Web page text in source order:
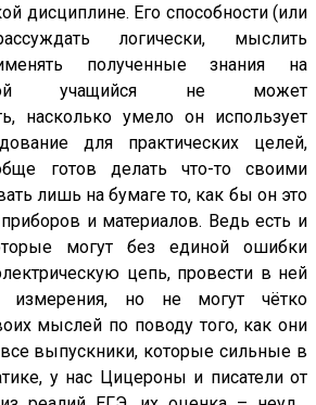
дисциплине. Его способности (или
логически, мыслить
полученные знания на
учащийся не может
насколько умело он использует
для практических целей,
готов делать что-то своими
лишь на бумаге то, как бы он это
и материалов. Ведь есть и
могут без единой ошибки
цепь, провести в ней
измерения, но не могут чётко
мыслей по поводу того, как они
выпускники, которые сильные в
у нас Цицероны и писатели от